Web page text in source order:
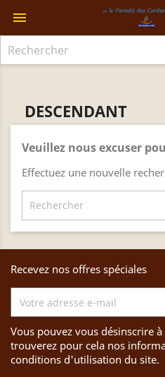

DESCENDANT
Veuillez nous excuser
Effectuez une nouvelle
Recevez nos offres spéciales
Vous pouvez vous désinscrire
trouverez pour cela nos
conditions d'utilisation du site.